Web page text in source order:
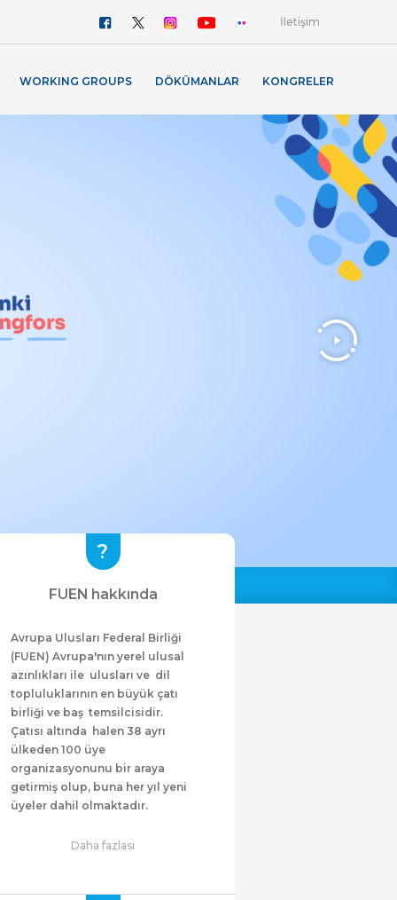
İletişim
WORKING GROUPS DÖKÜMANLAR KONGRELER
FUEN hakkında
Avrupa Ulusları Federal Birliği
(FUEN) Avrupa'nın yerel ulusal
azınlıkları ile ulusları ve dil
topluluklarının en büyük çatı
birliği ve baş temsilcisidir.
Çatısı altında halen 38 ayrı
ülkeden 100 üye
organizasyonunu bir araya
getirmiş olup, buna her yıl yeni
üyeler dahil olmaktadır.
Daha fazlası